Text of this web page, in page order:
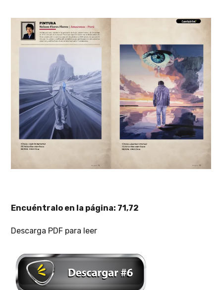
Encuéntralo en la página: 71,72
Descarga PDF para leer